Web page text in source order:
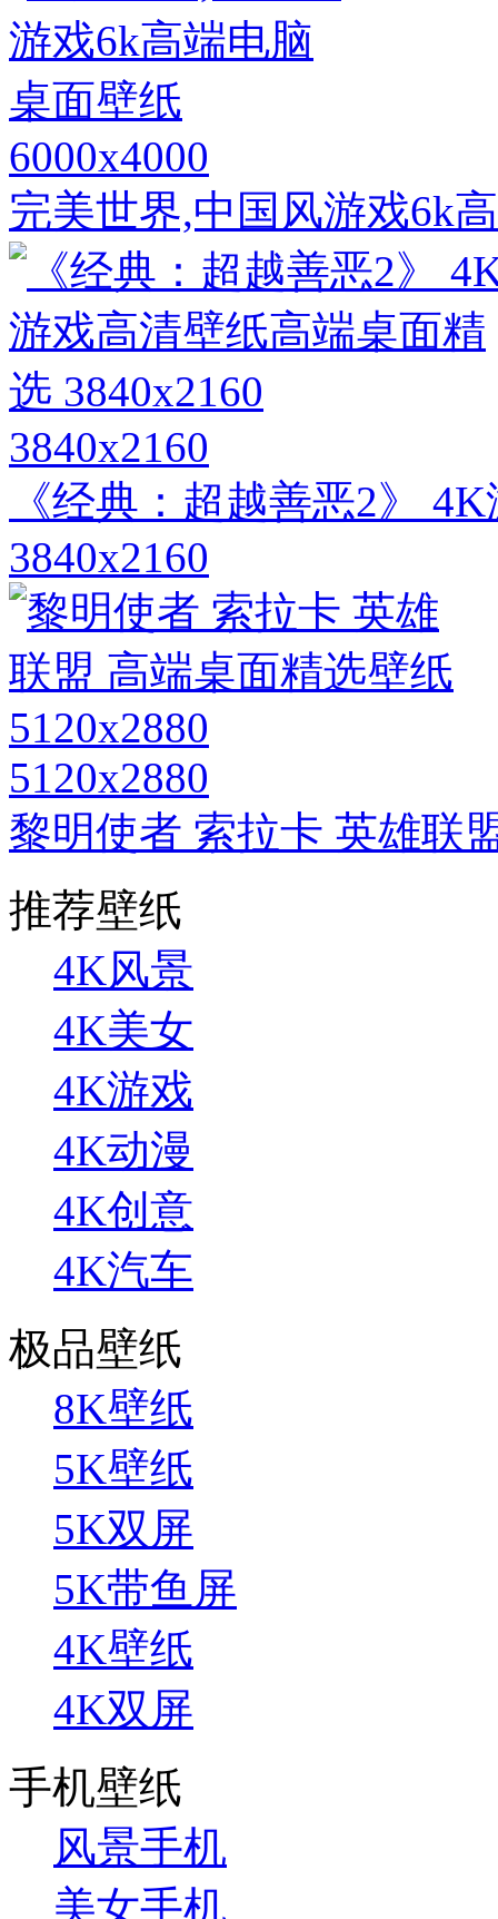
6000x4000
完美世界,中国风游戏6k
3840x2160
《经典：超越善恶2》
3840x2160
5120x2880
黎明使者 索拉卡 英雄联
推荐壁纸
4K风景
4K美女
4K游戏
4K动漫
4K创意
4K汽车
极品壁纸
8K壁纸
5K壁纸
5K双屏
5K带鱼屏
4K壁纸
4K双屏
手机壁纸
风景手机
美女手机